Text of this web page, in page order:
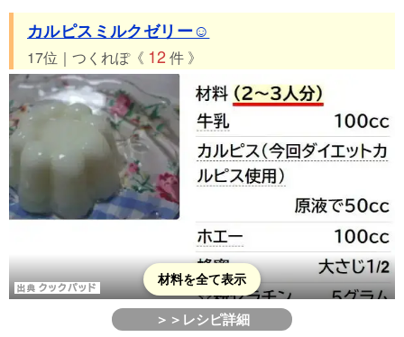
カルピスミルクゼリー☺
17位｜つくれぽ《 12 件 》
材料を全て表示
＞＞レシピ詳細